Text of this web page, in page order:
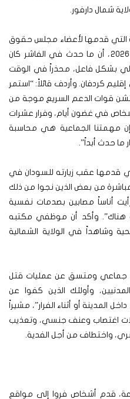
شمال دارفور.
التي قدمها لأعضاء مجلس حقوق
الإنسان في جنيف، الاثنين 9 فبراير 2026، أن ما حدث في الفاشر كان
بشكل فاعل، محذراً في الوقت
كردفان. وأردف قائلاً: “استمر
شهراً، قبل أن تشن قوات الدعم السريع موجة من
في غضون أيام، وفرار عشرات
مهمتنا الجماعية هي محاسبة
ما حدث أبداً”.
قدمها عقب زيارته للسودان في
مباشرة من بعض الذين نجوا من ذلك
أناساً مصابين بصدمات نفسية
هناك”. وأكد أن موظفي مكتبه
مقابلات مع أكثر من 140 ضحية وشاهداً في الولاية الشمالية
جماعي ومتسق عن عمليات قتل
وأولئك الذين كفوا عن
المدينة أو أثناء الفرار”، مشيراً
اغتصاب وعنف جنسي، وتعذيب
واختطاف من أجل الفدية.
قدم أشخاص فروا إلى مواقع